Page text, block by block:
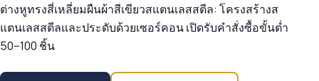
ต่างหูทรงสี่เหลี่ยมผืนผ้าสีเขียวสแตนเลสสตีล: โครงสร้างส
แตนเลสสตีลและประดับด้วยเซอร์คอน เปิดรับคำสั่งซื้อขั้นต่ำ
50–100 ชิ้น